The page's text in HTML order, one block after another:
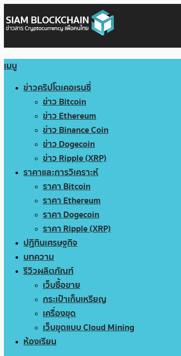
เมนู
ข่าวคริปโตเคอเรนซี่
ข่าว Bitcoin
ข่าว Ethereum
ข่าว Binance Coin
ข่าว Dogecoin
ข่าว Ripple (XRP)
ราคาและการวิเคราะห์
ราคา Bitcoin
ราคา Ethereum
ราคา Dogecoin
ราคา Ripple (XRP)
ปฏิทินเศรษฐกิจ
บทความ
รีวิวผลิตภัณฑ์
เว็บซื้อขาย
กระเป๋าเก็บเหรียญ
เครื่องขุด
เว็บขุดแบบ Cloud Mining
ห้องเรียน